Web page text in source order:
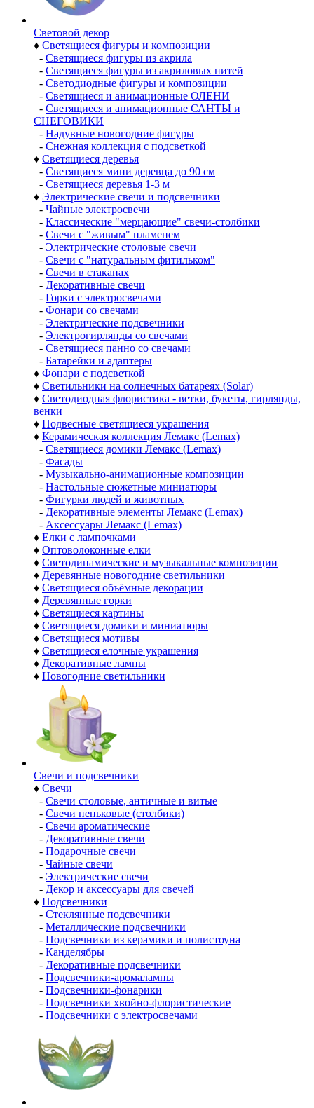
Световой декор
♦ Светящиеся фигуры и композиции
- Светящиеся фигуры из акрила
- Светящиеся фигуры из акриловых нитей
- Светодиодные фигуры и композиции
- Светящиеся и анимационные ОЛЕНИ
- Светящиеся и анимационные САНТЫ и
СНЕГОВИКИ
- Надувные новогодние фигуры
- Снежная коллекция с подсветкой
♦ Светящиеся деревья
- Светящиеся мини деревца до 90 см
- Светящиеся деревья 1-3 м
♦ Электрические свечи и подсвечники
- Чайные электросвечи
- Классические "мерцающие" свечи-столбики
- Свечи с "живым" пламенем
- Электрические столовые свечи
- Свечи с "натуральным фитильком"
- Свечи в стаканах
- Декоративные свечи
- Горки с электросвечами
- Фонари со свечами
- Электрические подсвечники
- Электрогирлянды со свечами
- Светящиеся панно со свечами
- Батарейки и адаптеры
♦ Фонари с подсветкой
♦ Светильники на солнечных батареях (Solar)
♦ Светодиодная флористика - ветки, букеты, гирлянды,
венки
♦ Подвесные светящиеся украшения
♦ Керамическая коллекция Лемакс (Lemax)
- Светящиеся домики Лемакс (Lemax)
- Фасады
- Музыкально-анимационные композиции
- Настольные сюжетные миниатюры
- Фигурки людей и животных
- Декоративные элементы Лемакс (Lemax)
- Аксессуары Лемакс (Lemax)
♦ Елки с лампочками
♦ Оптоволоконные елки
♦ Светодинамические и музыкальные композиции
♦ Деревянные новогодние светильники
♦ Светящиеся объёмные декорации
♦ Деревянные горки
♦ Светящиеся картины
♦ Светящиеся домики и миниатюры
♦ Светящиеся мотивы
♦ Светящиеся елочные украшения
♦ Декоративные лампы
♦ Новогодние светильники
Свечи и подсвечники
♦ Свечи
- Свечи столовые, античные и витые
- Свечи пеньковые (столбики)
- Свечи ароматические
- Декоративные свечи
- Подарочные свечи
- Чайные свечи
- Электрические свечи
- Декор и аксессуары для свечей
♦ Подсвечники
- Стеклянные подсвечники
- Металлические подсвечники
- Подсвечники из керамики и полистоуна
- Канделябры
- Декоративные подсвечники
- Подсвечники-аромалампы
- Подсвечники-фонарики
- Подсвечники хвойно-флористические
- Подсвечники с электросвечами